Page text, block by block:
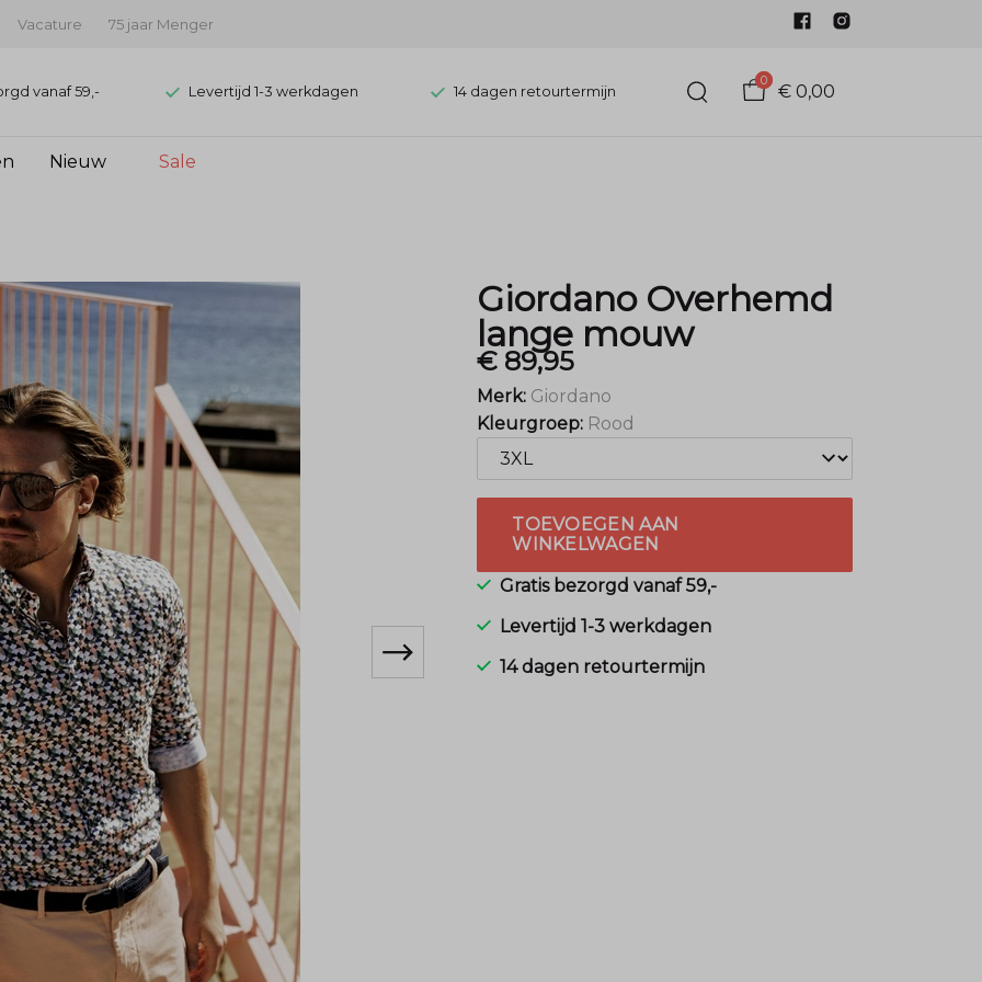
Vacature 75 jaar Menger
vanaf 59,- Levertijd 1-3 werkdagen 14 dagen retourtermijn
0
€ 0,00
Nieuw Sale
Giordano Overhemd
lange mouw
€ 89,95
Merk: Giordano
Kleurgroep: Rood
TOEVOEGEN AAN
WINKELWAGEN
Gratis bezorgd vanaf 59,-
Levertijd 1-3 werkdagen
14 dagen retourtermijn